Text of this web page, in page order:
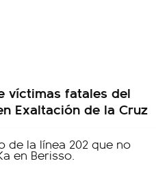
víctimas fatales del
Exaltación de la Cruz